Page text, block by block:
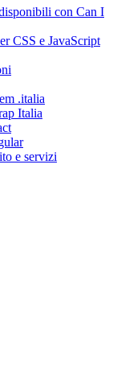
con Can I
CSS e JavaScript
.italia
Italia
e servizi